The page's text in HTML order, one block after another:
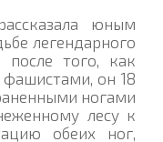
юным
легендарного
после того, как
он 18
ногами
лесу к
обеих ног,